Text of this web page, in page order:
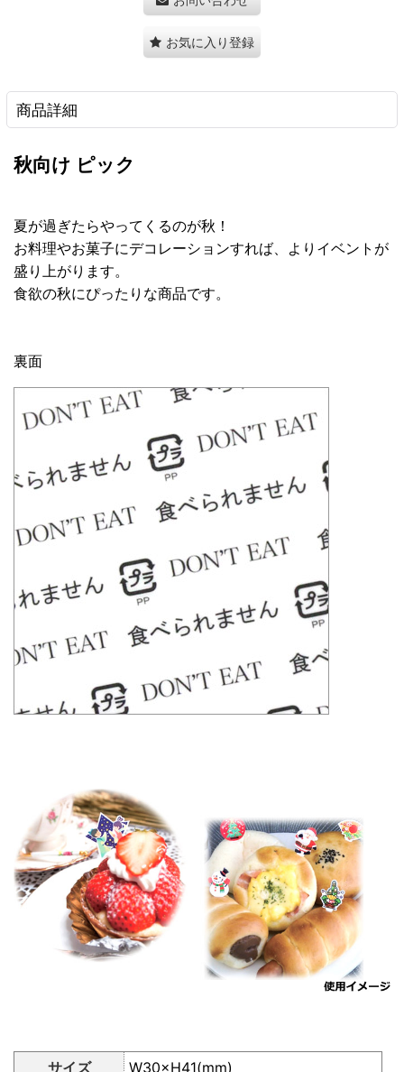
お気に入り登録
商品詳細
秋向け ピック
夏が過ぎたらやってくるのが秋！
お料理やお菓子にデコレーションすれば、よりイベントが
盛り上がります。
食欲の秋にぴったりな商品です。
裏面
サイズ W30×H41(mm)